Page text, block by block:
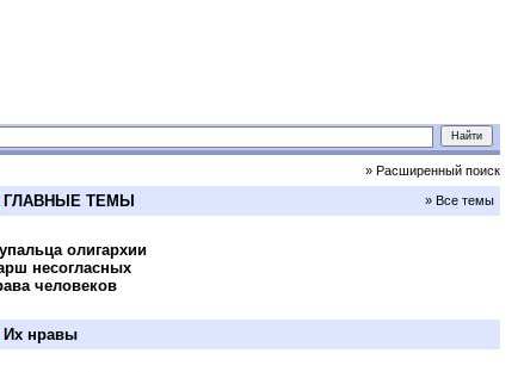
» Расширенный поиск
ГЛАВНЫЕ ТЕМЫ » Все темы
олигархии
несогласных
человеков
Их нравы